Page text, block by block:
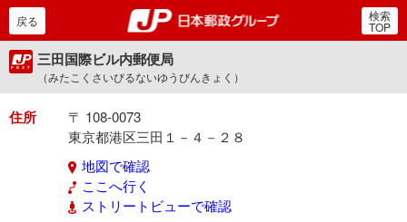
郵便局・日本郵政グルー
戻る 検索
TOP
三田国際ビル内郵便局
（みたこくさいびるないゆうびんきょく）
住所
〒 108-0073
東京都港区三田１－４－２８
地図で確認
ここへ行く
ストリートビューで確認